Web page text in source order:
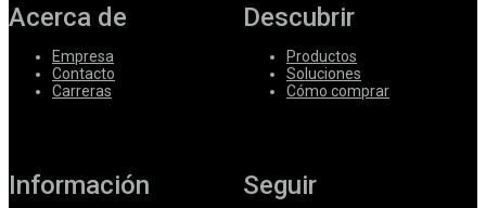
Acerca de
Empresa
Contacto
Carreras
Descubrir
Productos
Soluciones
Cómo comprar
Información Seguir